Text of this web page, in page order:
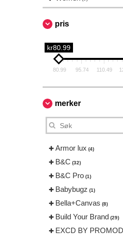
pris
kr80.99
80.99 95.74 110.49
merker
Armor lux (4)
B&C (32)
B&C Pro (1)
Babybugz (1)
Bella+Canvas (8)
Build Your Brand (29)
EXCD BY